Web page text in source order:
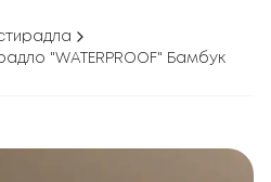
"WATERPROOF" Бамбук